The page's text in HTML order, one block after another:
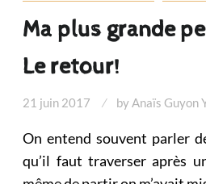
Ma plus grande
Le retour!
21 juin 2017 by Anaïs Guyon
On entend souvent parler
qu’il faut traverser après